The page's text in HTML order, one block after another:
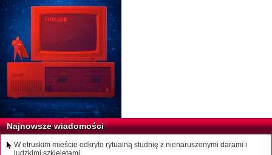
Najnowsze wiadomości
W etruskim mieście odkryto rytualną studnię z nienaruszonymi darami i